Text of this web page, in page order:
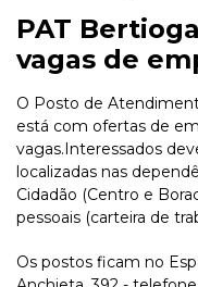
PAT
vagas de
O Posto de
está com ofertas de
vagas.Interessados
localizadas nas
Cidadão (Centro e
pessoais (carteira de
Os postos ficam no